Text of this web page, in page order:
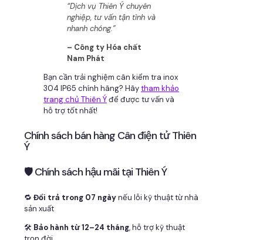
“Dịch vụ Thiên Ý chuyên
nghiệp, tư vấn tận tình và
nhanh chóng.”
– Công ty Hóa chất
Nam Phát
Bạn cần trải nghiệm cân kiểm tra inox
304 IP65 chính hãng? Hãytham khảo
trang chủ Thiên Ýđể được tư vấn và
hỗ trợ tốt nhất!
Chính sách bán hàng Cân điện tử Thiên
Ý
🛡 Chính sách hậu mãi tại Thiên Ý
🔁 Đổi trả trong 07 ngàynếu lỗi kỹ thuật từ nhà
sản xuất
🛠 Bảo hành từ 12–24 tháng, hỗ trợ kỹ thuật